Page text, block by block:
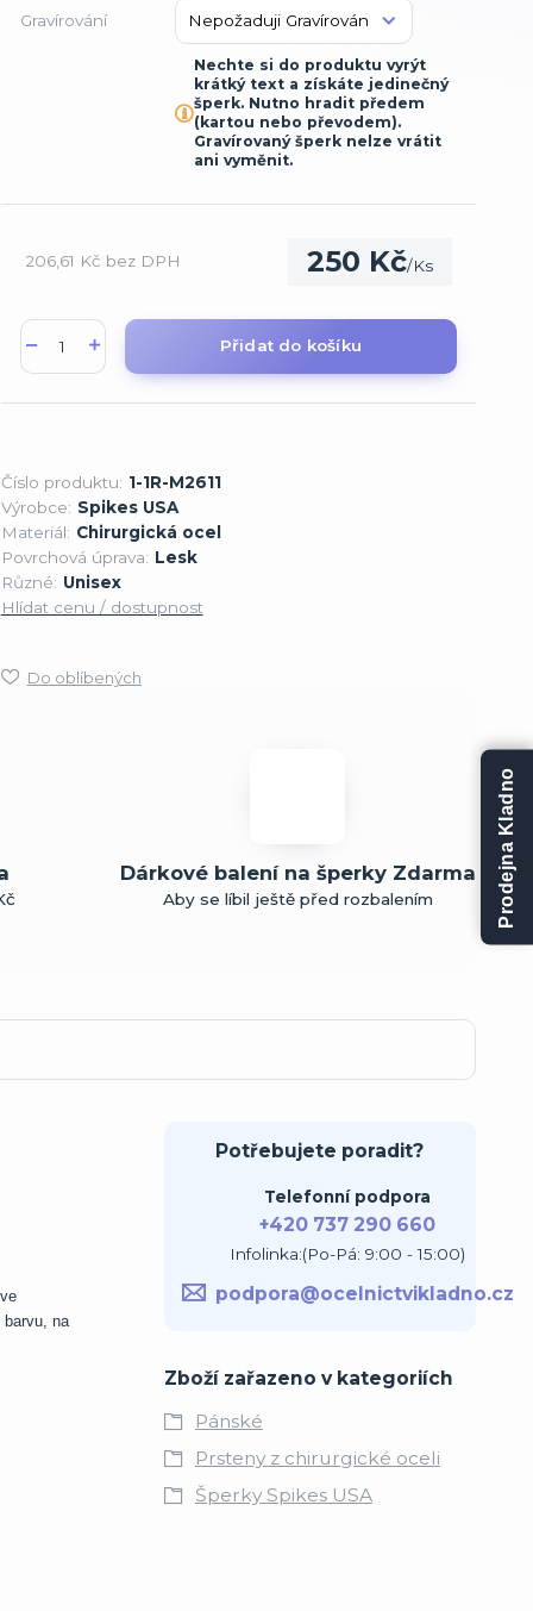
Gravírování
Nechte si do produktu vyrýt
krátký text a získáte jedinečný
šperk. Nutno hradit předem
(kartou nebo převodem).
Gravírovaný šperk nelze vrátit
ani vyměnit.
250 Kč/Ks
206,61 Kč bez DPH
Přidat do košíku
Číslo produktu: 1-1R-M2611
Výrobce: Spikes USA
Materiál: Chirurgická ocel
Povrchová úprava: Lesk
Různé: Unisex
Hlídat cenu / dostupnost
Do oblíbených
Dárkové balení na šperky Zdarma
Aby se líbil ještě před rozbalením
na
Potřebujete poradit?
Telefonní podpora
+420 737 290 660
Infolinka:(Po-Pá: 9:00 - 15:00)
podpora@ocelnictvikladno.cz
Zboží zařazeno v kategoriích
Pánské
Prsteny z chirurgické oceli
Šperky Spikes USA
Prodejna Kladno